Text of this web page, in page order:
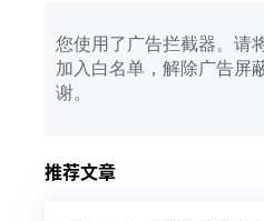
您使用了广告拦截器。请
加入白名单，解除广告屏
谢。
推荐文章